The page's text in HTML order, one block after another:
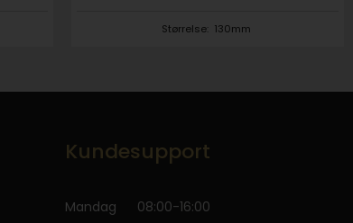
Størrelse: 130mm
Kundesupport
Mandag 08:00-16:00